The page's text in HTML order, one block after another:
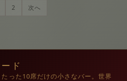
2 次へ
ド
った10席だけの小さなバー。世界